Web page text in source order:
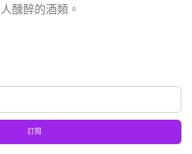
醺醉的酒類。
訂閱